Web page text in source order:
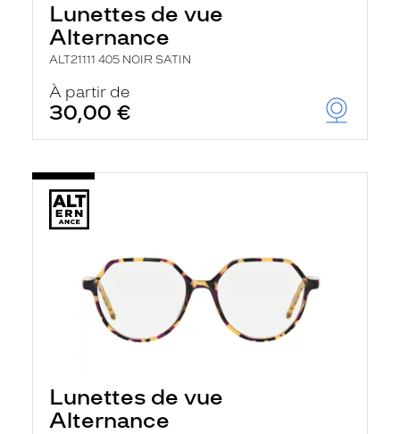
Lunettes de vue
Alternance
ALT21111 405 NOIR SATIN
À partir de
30,00 €
Lunettes de vue
Alternance